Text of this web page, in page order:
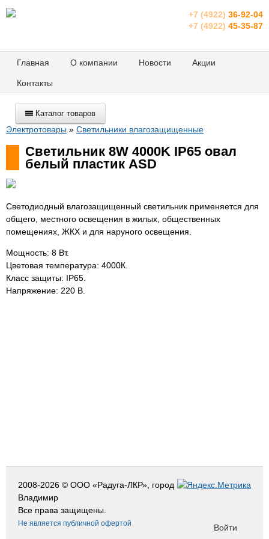
+7 (4922) 36-92-04
+7 (4922) 45-35-87
Главная О компании Новости Акции
Контакты
Каталог товаров
Электротовары » Светильники влагозащищенные
Светильник 8W 4000K IP65 овал
белый пластик ASD
Светодиодный влагозащищенный светильник применяется для
общего, местного освещения в жилых, общественных
помещениях, ЖКХ и для наруного освещения.
Мощность: 8 Вт.
Цветовая температура: 4000К.
Класс защиты: IP65.
Напряжение: 220 В.
2008-2026 © ООО «Радуга-ЛКР», город
Владимир
Все права защищены.
Не является публичной офертой Войти